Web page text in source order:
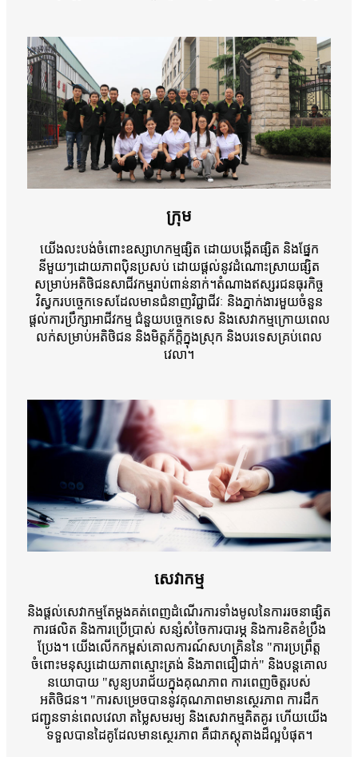
ក្រុម
យើងលះបង់ចំពោះឧស្សាហកម្មផ្សិត ដោយបង្កើតផ្សិត និងផ្នែក
នីមួយៗដោយភាពប៉ិនប្រសប់ ដោយផ្តល់នូវដំណោះស្រាយផ្សិត
សម្រាប់អតិថិជនសាជីវកម្មរាប់ពាន់នាក់។តំណាងឥស្សរជនធុរកិច្ច
វិស្វករបច្ចេកទេសដែលមានជំនាញវិជ្ជាជីវៈ និងភ្នាក់ងារមួយចំនួន
ផ្តល់ការប្រឹក្សាអាជីវកម្ម ជំនួយបច្ចេកទេស និងសេវាកម្មក្រោយពេល
លក់សម្រាប់អតិថិជន និងមិត្តភ័ក្តិក្នុងស្រុក និងបរទេសគ្រប់ពេល
វេលា។
សេវាកម្ម
និងផ្តល់សេវាកម្មតែម្តងគត់ពេញដំណើរការទាំងមូលនៃការរចនាផ្សិត
ការផលិត និងការប្រើប្រាស់ សន្សំសំចៃការបារម្ភ និងការខិតខំប្រឹង
ប្រែង។ យើងលើកកម្ពស់គោលការណ៍សហគ្រិននៃ "ការប្រព្រឹត្ត
ចំពោះមនុស្សដោយភាពស្មោះត្រង់ និងភាពជឿជាក់" និងបន្តគោល
នយោបាយ "សូន្យបរាជ័យក្នុងគុណភាព ការពេញចិត្តរបស់
អតិថិជន។ "ការសម្រេចបាននូវគុណភាពមានស្ថេរភាព ការដឹក
ជញ្ជូនទាន់ពេលវេលា តម្លៃសមរម្យ និងសេវាកម្មគិតគូរ ហើយយើង
ទទួលបានដៃគូដែលមានស្ថេរភាព គឺជាភស្តុតាងដ៏ល្អបំផុត។